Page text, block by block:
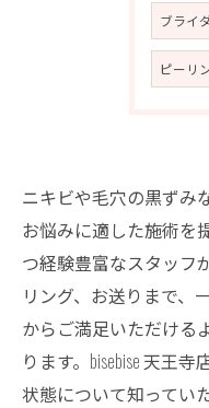
ブライ
ピーリ
ニキビや毛穴の黒ずみ
お悩みに適した施術を
つ経験豊富なスタッフ
リング、お送りまで、
からご満足いただける
ります。bisebise 天王
状態について知ってい